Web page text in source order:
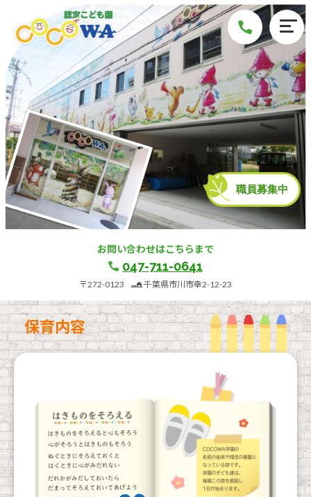
職員募集中
お問い合わせはこちらまで
047-711-0641
〒272-0123 千葉県市川市幸2-12-23
保育内容